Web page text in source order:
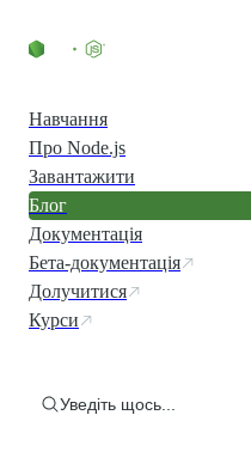
Навчання
Про Node.js
Завантажити
Блог
Документація
Бета-документація
Долучитися
Курси
Уведіть щось...